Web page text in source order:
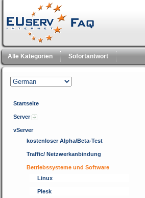
Alle Kategorien Sofortantwort
Startseite
Server
vServer
kostenloser Alpha/Beta-Test
Traffic/ Netzwerkanbindung
Betriebssysteme und Software
Linux
Plesk